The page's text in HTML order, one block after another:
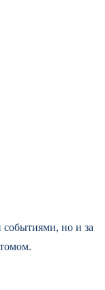
но и за